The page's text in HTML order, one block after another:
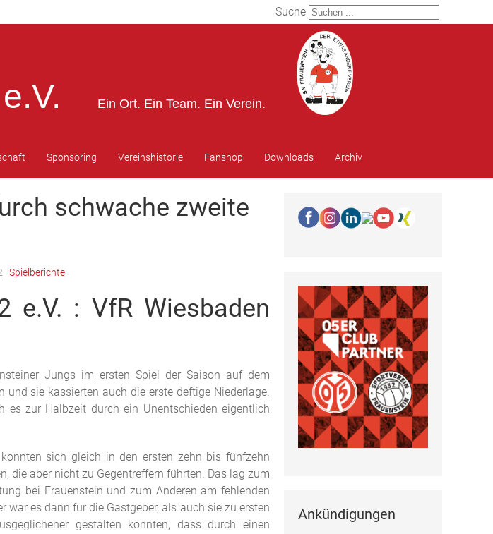
Suche
Ein Ort. Ein Team. Ein Verein.
Sponsoring Vereinshistorie Fanshop Downloads Archiv
schwache zweite
| Spielberichte
e.V. : VfR Wiesbaden
Jungs im ersten Spiel der Saison auf dem
und sie kassierten auch die erste deftige Niederlage.
zur Halbzeit durch ein Unentschieden eigentlich
sich gleich in den ersten zehn bis fünfzehn
die aber nicht zu Gegentreffern führten. Das lag zum
bei Frauenstein und zum Anderen am fehlenden
war es dann für die Gastgeber, als auch sie zu ersten
gestalten konnten, dass durch einen
Ankündigungen
ANKÜNDIGUNGEN